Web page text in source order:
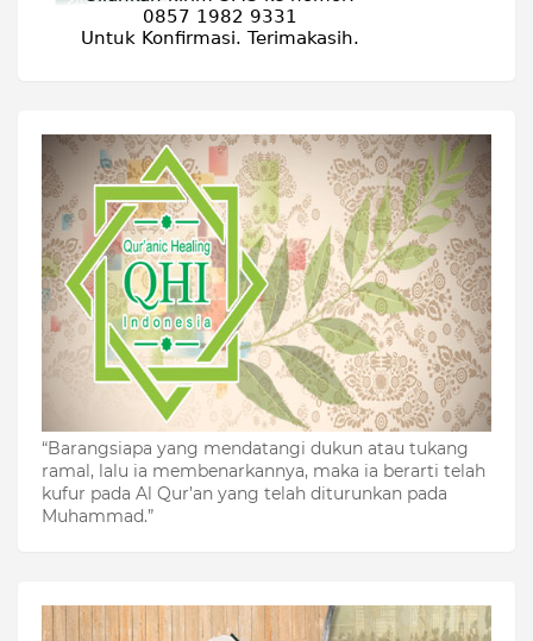
“Barangsiapa yang mendatangi dukun atau tukang
ramal, lalu ia membenarkannya, maka ia berarti telah
kufur pada Al Qur’an yang telah diturunkan pada
Muhammad.”